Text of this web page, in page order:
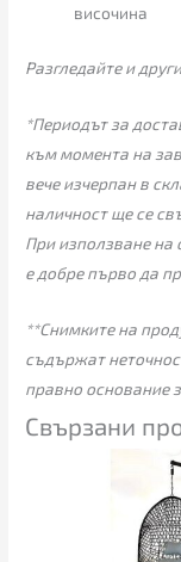
височина
Разгледайте и
*Периодът за
към момента на
вече изчерпан в
наличност ще се
При използване на
е добре първо да
**Снимките на
съдържат
правно основание
Свързани